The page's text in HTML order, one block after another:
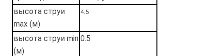
высота струи
max (м)
4.5
высота струи min
(м)
0.5